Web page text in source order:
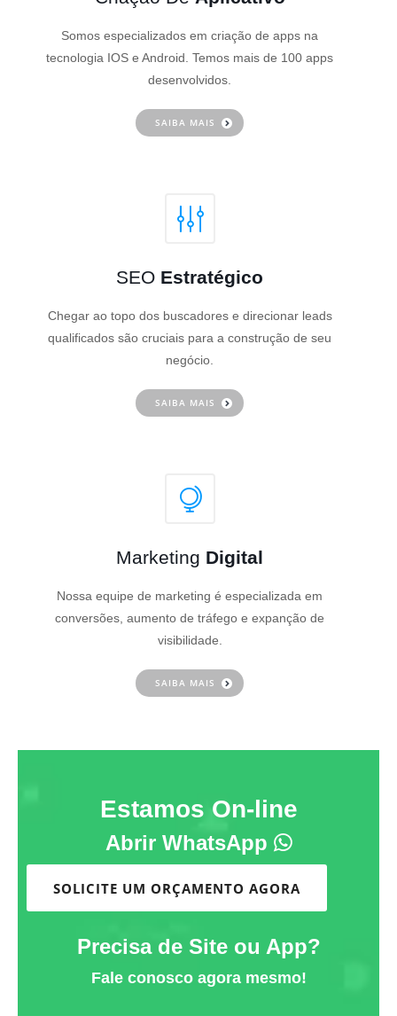
Somos especializados em criação de apps na
tecnologia IOS e Android. Temos mais de 100 apps
desenvolvidos.
SAIBA MAIS
SEO Estratégico
Chegar ao topo dos buscadores e direcionar leads
qualificados são cruciais para a construção de seu
negócio.
SAIBA MAIS
Marketing Digital
Nossa equipe de marketing é especializada em
conversões, aumento de tráfego e expanção de
visibilidade.
SAIBA MAIS
Estamos On-line
Abrir WhatsApp
SOLICITE UM ORÇAMENTO AGORA
Precisa de Site ou App?
Fale conosco agora mesmo!